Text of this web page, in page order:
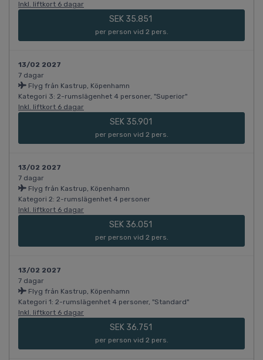
Inkl. liftkort 6 dagar
SEK 35.851
per person vid 2 pers.
13/02 2027
7 dagar
Flyg från Kastrup, Köpenhamn
Kategori 3: 2-rumslägenhet 4 personer, "Superior"
Inkl. liftkort 6 dagar
SEK 35.901
per person vid 2 pers.
13/02 2027
7 dagar
Flyg från Kastrup, Köpenhamn
Kategori 2: 2-rumslägenhet 4 personer
Inkl. liftkort 6 dagar
SEK 36.051
per person vid 2 pers.
13/02 2027
7 dagar
Flyg från Kastrup, Köpenhamn
Kategori 1: 2-rumslägenhet 4 personer, "Standard"
Inkl. liftkort 6 dagar
SEK 36.751
per person vid 2 pers.